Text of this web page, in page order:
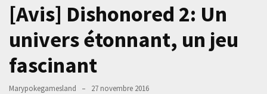
[Avis] Dishonored 2: Un
univers étonnant, un jeu
fascinant
Marypokegamesland 27 novembre 2016